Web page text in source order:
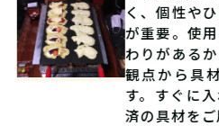
く、個性や
が重要。使
わりがある
観点から具
す。すぐに
済の具材をご